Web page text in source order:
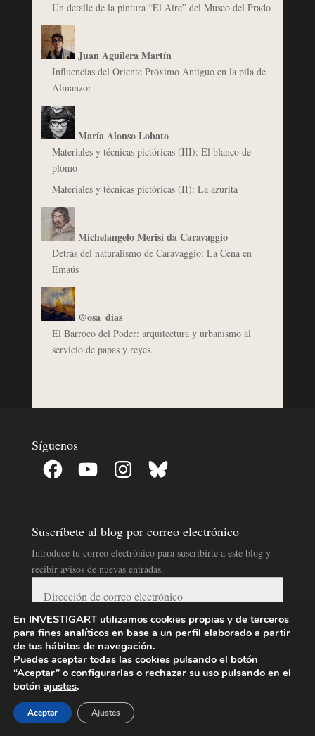
Un detalle de la pintura “El Aire” del Museo del Prado
Juan Aguilera Martín
Influencias del Oriente Próximo Antiguo en la pila de
Almanzor
María Alonso Lobato
Materiales y técnicas pictóricas (III): El blanco de
plomo
Materiales y técnicas pictóricas (II): La azurita
Michelangelo Merisi da Caravaggio
Detrás del naturalismo de Caravaggio: La Cena en
Emaús
@osa_dias
El Barroco del Poder: arquitectura y urbanismo al
servicio de papas y reyes.
Síguenos
Facebook YouTube InstagramBluesky
Suscríbete al blog por correo electrónico
Introduce tu correo electrónico para suscribirte a este blog y
recibir avisos de nuevas entradas.
de
correo
electrónico
SUSCRIBIR
Blog con Licencia Creative Commons
En INVESTIGART utilizamos cookies propias y de terceros
para fines analíticos en base a un perfil elaborado a partir
de tus hábitos de navegación.
Puedes aceptar todas las cookies pulsando el botón
“Aceptar” o configurarlas o rechazar su uso pulsando en el
botón ajustes.
Aceptar Ajustes